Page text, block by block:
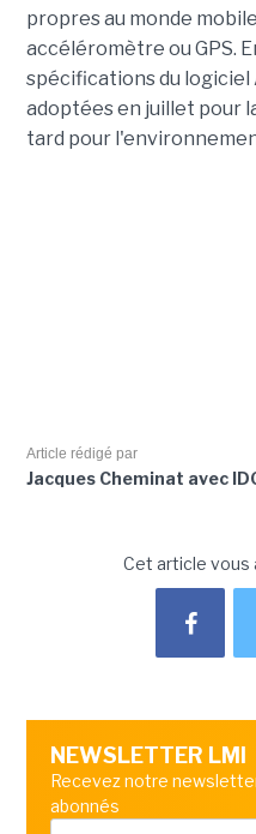
propres au monde
accéléromètre ou GPS.
spécifications du
adoptées en juillet pour
tard pour
Article rédigé par
Jacques Cheminat avec
Cet article vous
NEWSLETTER LMI
Recevez notre
abonnés